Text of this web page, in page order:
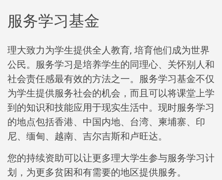
服务学习基金
理大致力为学生提供全人教育, 培育他们成为世界
公民。服务学习是培养学生的同理心、关怀别人和
社会责任感最有效的方法之一。服务学习基金不仅
为学生提供服务社会的机会，而且可以将课堂上学
到的知识和技能应用于现实生活中。现时服务学习
的地点包括香港、中国内地、台湾、柬埔寨、印
尼、缅甸、越南、吉尔吉斯和卢旺达。
您的持续资助可以让更多理大学生参与服务学习计
划，为更多贫困和有需要的地区提供服务。